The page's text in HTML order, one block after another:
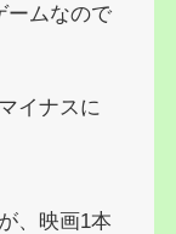
ームなので
イナスに
、映画1本